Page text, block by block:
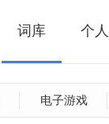
词库 个
电子游戏